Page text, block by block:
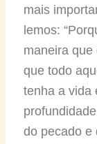
mais
lemos:
maneira
que todo
tenha a vida
do pecado e